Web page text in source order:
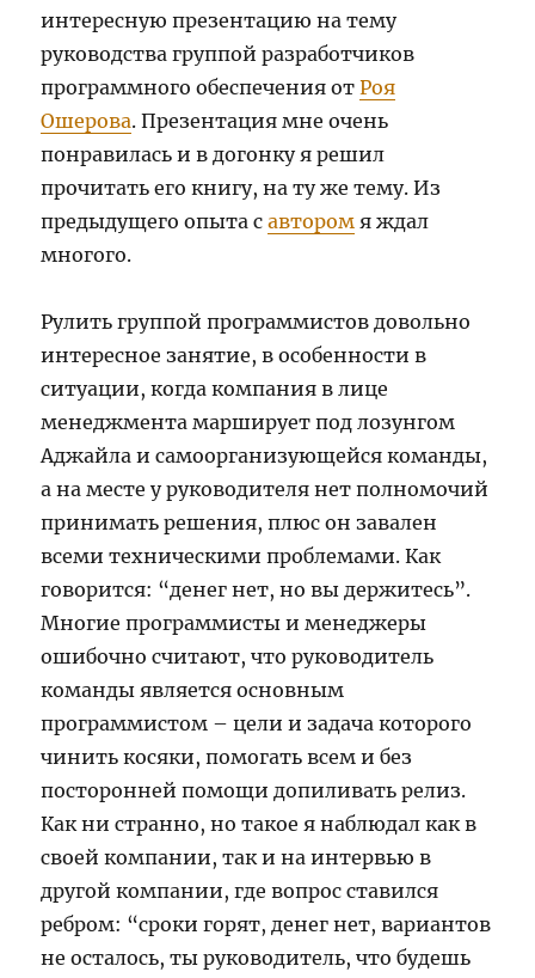
интересную презентацию на тему
руководства группой разработчиков
программного обеспечения отРоя
Ошерова. Презентация мне очень
понравилась и в догонку я решил
прочитать его книгу, на ту же тему. Из
предыдущего опыта савтором я ждал
многого.
Рулить группой программистов довольно
интересное занятие, в особенности в
ситуации, когда компания в лице
менеджмента марширует под лозунгом
Аджайла и самоорганизующейся команды,
а на месте у руководителя нет полномочий
принимать решения, плюс он завален
всеми техническими проблемами. Как
говорится: “денег нет, но вы держитесь”.
Многие программисты и менеджеры
ошибочно считают, что руководитель
команды является основным
программистом – цели и задача которого
чинить косяки, помогать всем и без
посторонней помощи допиливать релиз.
Как ни странно, но такое я наблюдал как в
своей компании, так и на интервью в
другой компании, где вопрос ставился
ребром: “сроки горят, денег нет, вариантов
не осталось, ты руководитель, что будешь